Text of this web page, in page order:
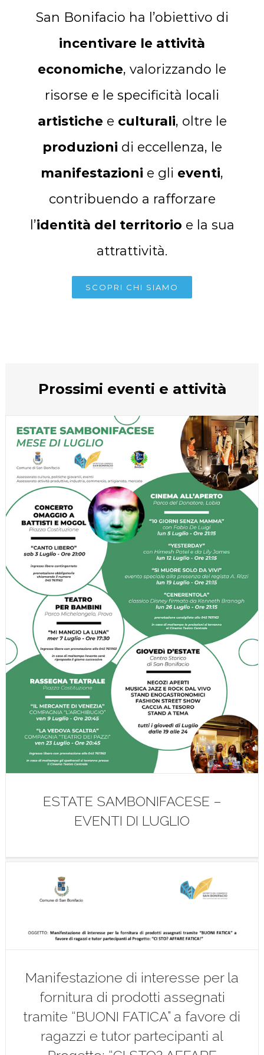
San Bonifacio ha l’obiettivo di
incentivare le attività
economiche, valorizzando le
risorse e le specificità locali
artistiche e culturali, oltre le
produzioni di eccellenza, le
manifestazioni e gli eventi,
contribuendo a rafforzare
l’identità del territorio e la sua
attrattività.
SCOPRI CHI SIAMO
Prossimi eventi e attività
ESTATE SAMBONIFACESE –
EVENTI DI LUGLIO
Manifestazione di interesse per la
fornitura di prodotti assegnati
tramite “BUONI FATICA” a favore di
ragazzi e tutor partecipanti al